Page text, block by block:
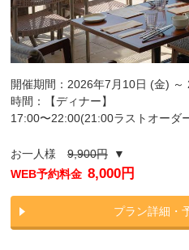
開催期間：2026年7月10日 (金)
時間：【ディナー】
17:00〜22:00(21:00ラストオーダー
お一人様9,900円▼
WEB予約料金 8,000円
プラン詳細・